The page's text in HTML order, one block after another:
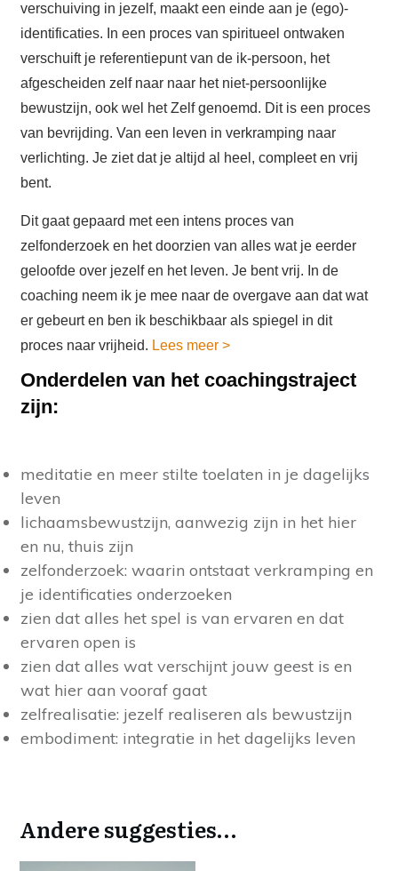
verschuiving in jezelf, maakt een einde aan je (ego)-
identificaties. In een proces van spiritueel ontwaken
verschuift je referentiepunt van de ik-persoon, het
afgescheiden zelf naar naar het niet-persoonlijke
bewustzijn, ook wel het Zelf genoemd. Dit is een proces
van bevrijding. Van een leven in verkramping naar
verlichting. Je ziet dat je altijd al heel, compleet en vrij
bent.
Dit gaat gepaard met een intens proces van
zelfonderzoek en het doorzien van alles wat je eerder
geloofde over jezelf en het leven. Je bent vrij. In de
coaching neem ik je mee naar de overgave aan dat wat
er gebeurt en ben ik beschikbaar als spiegel in dit
proces naar vrijheid. Lees meer >
Onderdelen van het coachingstraject
zijn:
meditatie en meer stilte toelaten in je dagelijks
leven
lichaamsbewustzijn, aanwezig zijn in het hier
en nu, thuis zijn
zelfonderzoek: waarin ontstaat verkramping en
je identificaties onderzoeken
zien dat alles het spel is van ervaren en dat
ervaren open is
zien dat alles wat verschijnt jouw geest is en
wat hier aan vooraf gaat
zelfrealisatie: jezelf realiseren als bewustzijn
embodiment: integratie in het dagelijks leven
Andere suggesties…